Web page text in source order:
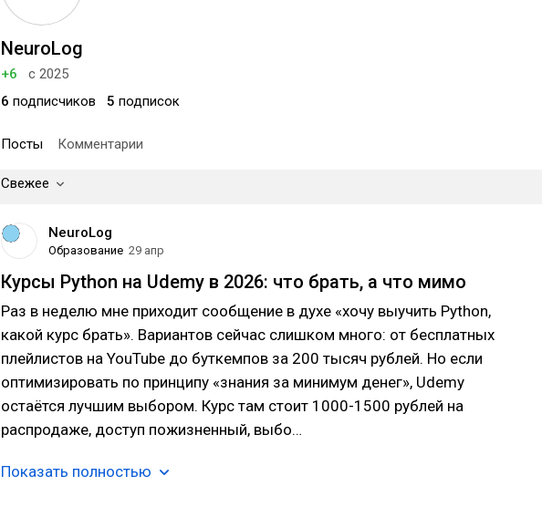
NeuroLog
+6
с 2025
6 подписчиков 5 подписок
Посты Комментарии
Свежее
NeuroLog
Образование 29 апр
Курсы Python на Udemy в 2026: что брать, а что мимо
Раз в неделю мне приходит сообщение в духе «хочу выучить Python,
какой курс брать». Вариантов сейчас слишком много: от бесплатных
плейлистов на YouTube до буткемпов за 200 тысяч рублей. Но если
оптимизировать по принципу «знания за минимум денег», Udemy
остаётся лучшим выбором. Курс там стоит 1000-1500 рублей на
распродаже, доступ пожизненный, выбо…
Показать полностью